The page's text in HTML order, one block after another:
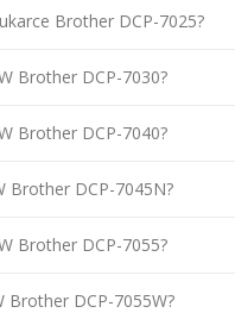
Brother DCP-7025?
Brother DCP-7030?
Brother DCP-7040?
Brother DCP-7045N?
Brother DCP-7055?
Brother DCP-7055W?